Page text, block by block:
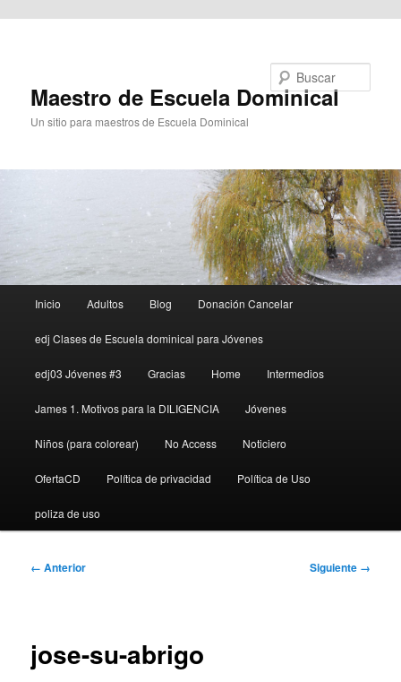
Maestro de Escuela Dominical
Un sitio para maestros de Escuela Dominical
principal
Inicio Adultos Blog Donación Cancelar
edj Clases de Escuela dominical para Jóvenes
edj03 Jóvenes #3 Gracias Home Intermedios
James 1. Motivos para la DILIGENCIA Jóvenes
Niños (para colorear) No Access Noticiero
OfertaCD Política de privacidad Política de Uso
poliza de uso
Navegador
← Anterior Siguiente →
jose-su-abrigo